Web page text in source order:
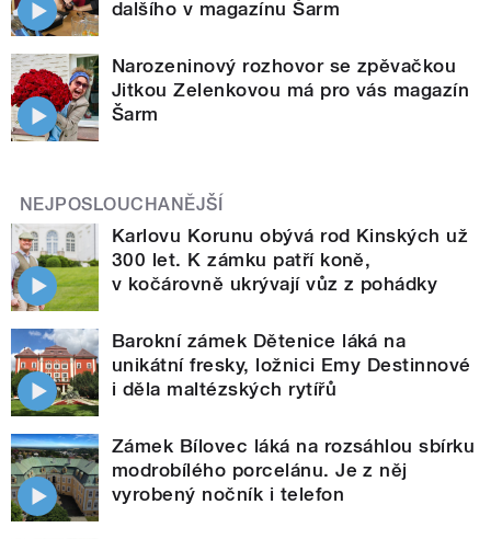
dalšího v magazínu Šarm
Narozeninový rozhovor se zpěvačkou
Jitkou Zelenkovou má pro vás magazín
Šarm
NEJPOSLOUCHANĚJŠÍ
Karlovu Korunu obývá rod Kinských už
300 let. K zámku patří koně,
v kočárovně ukrývají vůz z pohádky
Barokní zámek Dětenice láká na
unikátní fresky, ložnici Emy Destinnové
i děla maltézských rytířů
Zámek Bílovec láká na rozsáhlou sbírku
modrobílého porcelánu. Je z něj
vyrobený nočník i telefon